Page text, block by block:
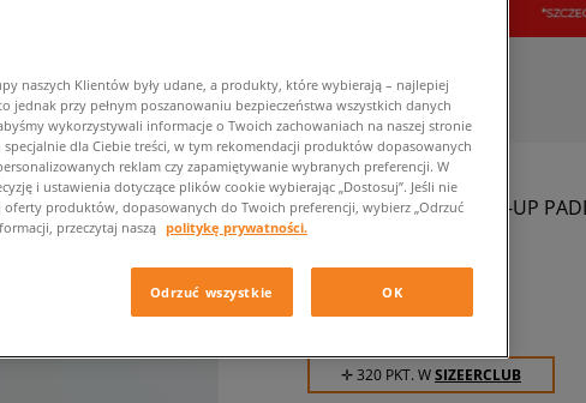
ADIDAS KURTKA LOCK-UP
319,99 zł
✛ 320 PKT. WSIZEERCLUB
naszych Klientów były udane, a produkty, które wybierają – najlepiej
jednak przy pełnym poszanowaniu bezpieczeństwa wszystkich danych
wykorzystywali informacje o Twoich zachowaniach na naszej stronie
dla Ciebie treści, w tym rekomendacji produktów dopasowanych
reklam czy zapamiętywanie wybranych preferencji. W
i ustawienia dotyczące plików cookie wybierając „Dostosuj”. Jeśli nie
oferty produktów, dopasowanych do Twoich preferencji, wybierz „Odrzuć
przeczytaj naszą politykę prywatności.
Odrzuć wszystkie OK